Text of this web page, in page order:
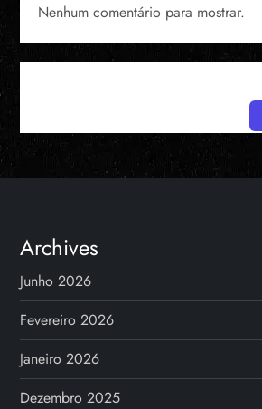
Nenhum comentário para mostrar.
Archives
Junho 2026
Fevereiro 2026
Janeiro 2026
Dezembro 2025